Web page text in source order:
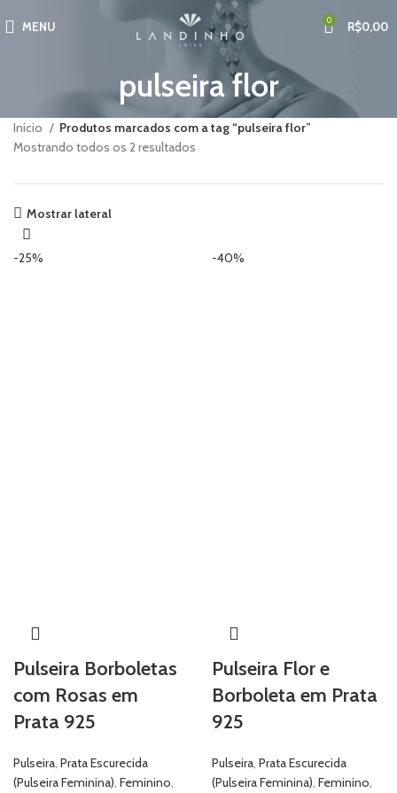
MENU 0 R$0,00
pulseira flor
Início
Produtos marcados com a tag “pulseira flor”
Mostrando todos os 2 resultados
Mostrar lateral
-25%
Pulseira Borboletas
com Rosas em
Prata 925
Pulseira, Prata Escurecida
(Pulseira Feminina), Feminino,
-40%
Pulseira Flor e
Borboleta em Prata
925
Pulseira, Prata Escurecida
(Pulseira Feminina), Feminino,